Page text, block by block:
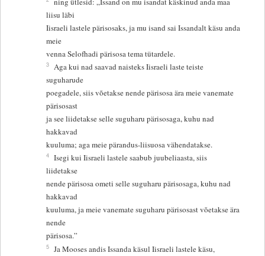
liisu läbi
Iisraeli lastele pärisosaks, ja mu isand sai Issandalt käsu anda
meie
venna Selofhadi pärisosa tema tütardele.
3 Aga kui nad saavad naisteks Iisraeli laste teiste
suguharude
poegadele, siis võetakse nende pärisosa ära meie vanemate
pärisosast
ja see liidetakse selle suguharu pärisosaga, kuhu nad
hakkavad
kuuluma; aga meie pärandus-liisuosa vähendatakse.
4 Isegi kui Iisraeli lastele saabub juubeliaasta, siis
liidetakse
nende pärisosa ometi selle suguharu pärisosaga, kuhu nad
hakkavad
kuuluma, ja meie vanemate suguharu pärisosast võetakse ära
nende
pärisosa.”
5 Ja Mooses andis Issanda käsul Iisraeli lastele käsu,